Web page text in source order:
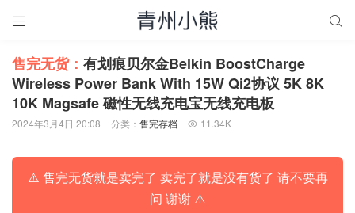
 
售完无货： 有划痕贝尔金Belkin BoostCharge
Wireless Power Bank With 15W Qi2协议 5K 8K
10K Magsafe 磁性无线充电宝无线充电板
2024年3月4日 20:08 分类： 售完存档  11.34K
⚠️ 售完无货就是卖完了 卖完了就是没有货了 请不要再
问 谢谢 ⚠️